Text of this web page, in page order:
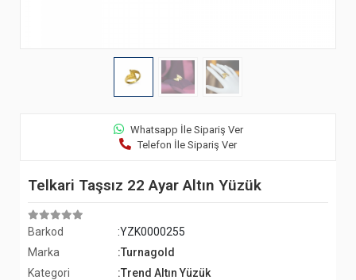
Whatsapp İle Sipariş Ver
Telefon İle Sipariş Ver
Telkari Taşsız 22 Ayar Altın Yüzük
Barkod
:YZK0000255
Marka
:Turnagold
Kategori
:Trend Altın Yüzük